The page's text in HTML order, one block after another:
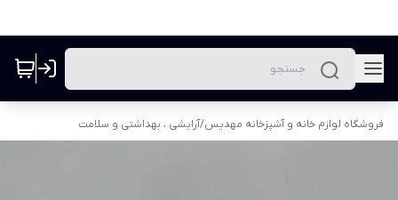
فروشگاه لوازم خانه و آشپزخانه مهدیس/آرایشی ، بهداشتی و سلامت